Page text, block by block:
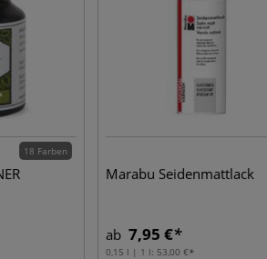
18 Farben
Marabu Seidenmattlack
ab 7,95 €
0,15 l | 1 l: 53,00 €